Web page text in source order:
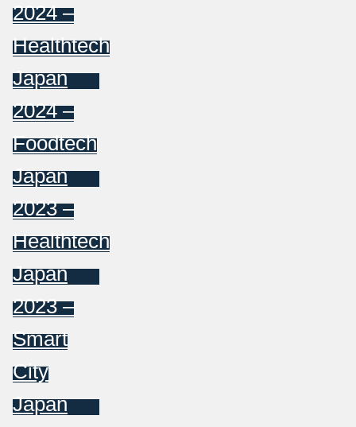
2024 –
Healthtech
Japan
2024 –
Foodtech
Japan
2023 –
Healthtech
Japan
2023 –
Smart
City
Japan